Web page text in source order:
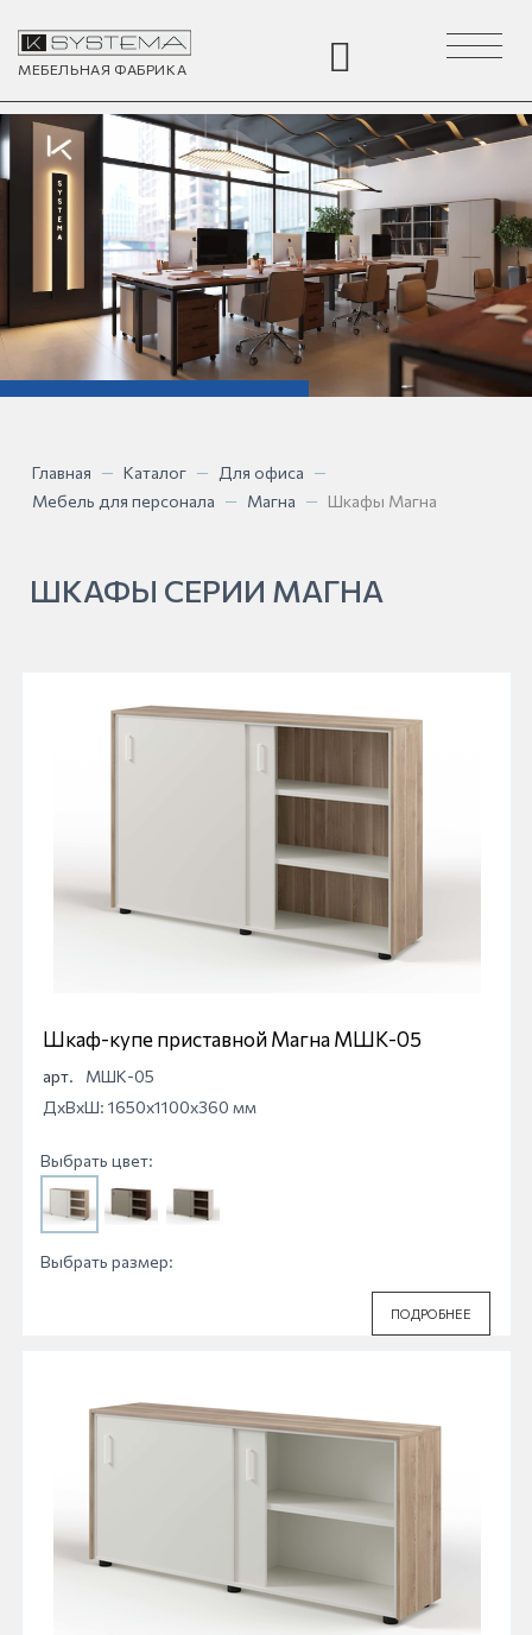
МЕБЕЛЬНАЯ ФАБРИКА
Toggle
navigation
Главная — Каталог — Для офиса —
Мебель для персонала — Магна — Шкафы Магна
ШКАФЫ СЕРИИ МАГНА
Шкаф-купе приставной Магна МШК-05
арт.
МШК-05
ДхВхШ: 1650x1100x360 мм
Выбрать цвет:
Выбрать размер:
ПОДРОБНЕЕ